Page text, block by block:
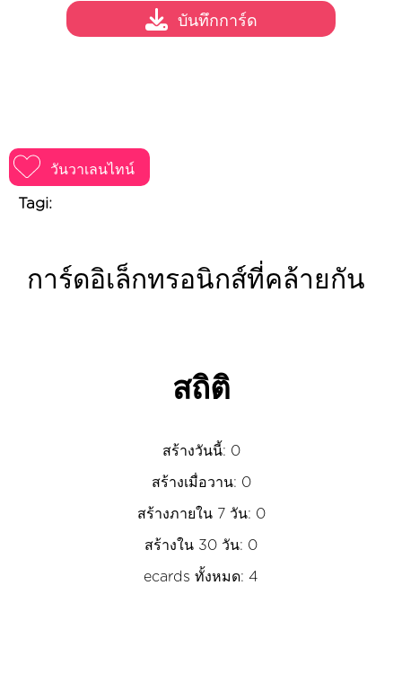
วันวาเลนไทน์
Tagi:
บันทึกการ์ด
การ์ดอิเล็กทรอนิกส์ที่คล้ายกัน
สถิติ
สร้างวันนี้: 0
สร้างเมื่อวาน: 0
สร้างภายใน 7 วัน: 0
สร้างใน 30 วัน: 0
ecards ทั้งหมด: 4